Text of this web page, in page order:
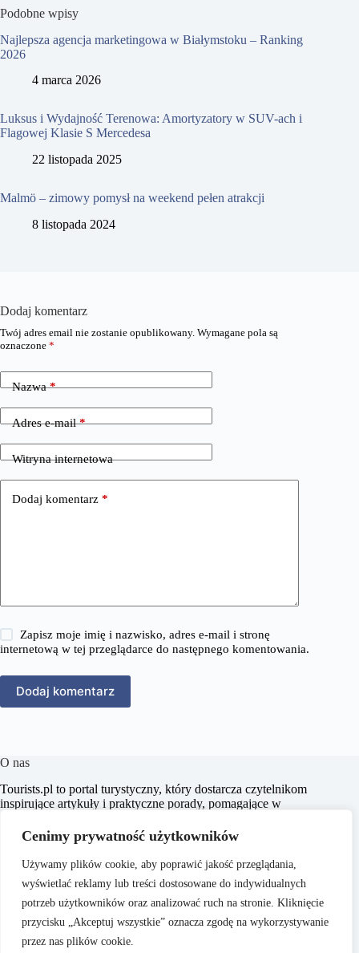
Cenimy prywatność użytkowników
Używamy plików cookie, aby poprawić jakość przeglądania,
wyświetlać reklamy lub treści dostosowane do indywidualnych
potrzeb użytkowników oraz analizować ruch na stronie. Kliknięcie
przycisku „Akceptuj wszystkie” oznacza zgodę na wykorzystywanie
przez nas plików cookie.
Podobne wpisy
Najlepsza agencja marketingowa w Białymstoku – Ranking
2026
4 marca 2026
Luksus i Wydajność Terenowa: Amortyzatory w SUV-ach i
Flagowej Klasie S Mercedesa
22 listopada 2025
Malmö – zimowy pomysł na weekend pełen atrakcji
8 listopada 2024
Dodaj komentarz
Twój adres email nie zostanie opublikowany. Wymagane pola są
oznaczone *
Nazwa*
Adres e-mail*
Witryna internetowa
Dodaj komentarz *
Zapisz moje imię i nazwisko, adres e-mail i stronę
internetową w tej przeglądarce do następnego komentowania.
Dodaj komentarz
O nas
​Tourists.pl to portal turystyczny, który dostarcza czytelnikom
inspirujące artykuły i praktyczne porady, pomagające w
wspieranie pasjonatów turystyki w odkrywaniu nowych
miejsc oraz kultur, dostarczając rzetelnych i aktualnych
informacji.